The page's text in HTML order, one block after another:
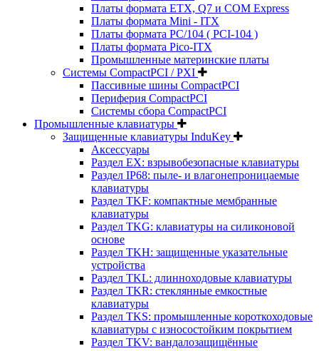
Платы формата ETX, Q7 и COM Express
Платы формата Mini - ITX
Платы формата PC/104 ( PCI-104 )
Платы формата Pico-ITX
Промышленные материнские платы
Системы CompactPCI / PXI
Пассивные шины CompactPCI
Периферия CompactPCI
Системы сбора CompactPCI
Промышленные клавиатуры
Защищенные клавиатуры InduKey
Аксессуары
Раздел EX: взрывобезопасные клавиатуры
Раздел IP68: пыле- и влагонепроницаемые
клавиатуры
Раздел TKF: компактные мембранные
клавиатуры
Раздел TKG: клавиатуры на силиконовой
основе
Раздел TKH: защищенные указательные
устройства
Раздел TKL: длинноходовые клавиатуры
Раздел TKR: стеклянные емкостные
клавиатуры
Раздел TKS: промышленные короткоходовые
клавиатуры с износостойким покрытием
Раздел TKV: вандалозащищённые